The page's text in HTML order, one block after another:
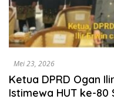
Mei 23, 2026
Ketua DPRD Ogan
Istimewa HUT ke-80